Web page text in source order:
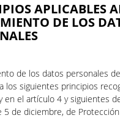
APLICABLES
DE LOS
de los datos personales
los siguientes principios
en el artículo 4 y siguientes
5 de diciembre, de